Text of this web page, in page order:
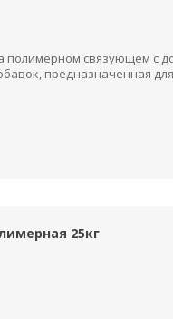
полимерном связующем с
предназначенная для
25кг